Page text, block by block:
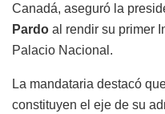
Canadá, aseguró la
Pardo al rendir su primer
Palacio Nacional.
La mandataria destacó
constituyen el eje de su